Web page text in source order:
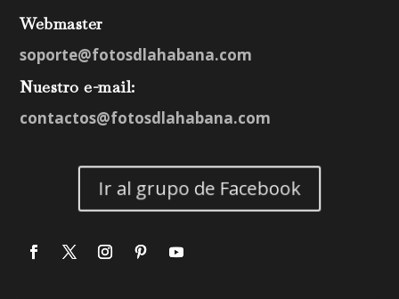
Webmaster
soporte@fotosdlahabana.com
Nuestro e-mail:
contactos@fotosdlahabana.com
Ir al grupo de Facebook